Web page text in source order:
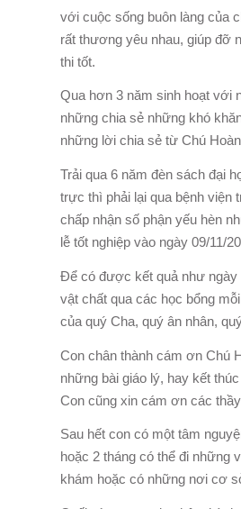
với cuộc sống buôn làng của
rất thương yêu nhau, giúp đỡ
thi tốt.
Qua hơn 3 năm sinh hoạt với
những chia sẻ những khó
những lời chia sẻ từ Chú
Trải qua 6 năm đèn sách đại
trực thì phải lại qua bệnh viện
chấp nhận số phận yếu hèn
lễ tốt nghiệp vào ngày 09/11/
Để có được kết quả như ngày
vật chất qua các học bổng
của quý Cha, quý ân nhân,
Con chân thành cám ơn Chú
những bài giáo lý, hay kết
Con cũng xin cám ơn các
Sau hết con có một tâm
hoặc 2 tháng có thể đi những
khám hoặc có những nơi cơ